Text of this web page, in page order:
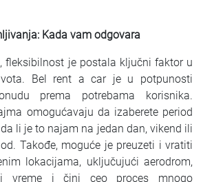
Kada vam odgovara
fleksibilnost je postala ključni faktor u
Bel rent a car je u potpunosti
prema potrebama korisnika.
omogućavaju da izaberete period
li je to najam na jedan dan, vikend ili
Takođe, moguće je preuzeti i vratiti
lokacijama, uključujući aerodrom,
vreme i čini ceo proces mnogo